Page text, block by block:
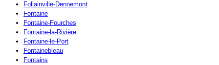
Follainville-Dennemont
Fontaine
Fontaine-Fourches
Fontaine-la-Rivière
Fontaine-le-Port
Fontainebleau
Fontains